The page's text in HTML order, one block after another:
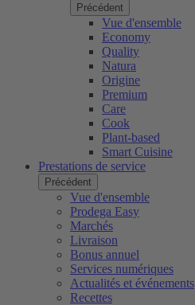
Précédent
Vue d'ensemble
Economy
Quality
Natura
Origine
Premium
Care
Cook
Plant-based
Smart Cuisine
Prestations de service
Précédent
Vue d'ensemble
Prodega Easy
Marchés
Livraison
Bonus annuel
Services numériques
Actualités et événements
Recettes